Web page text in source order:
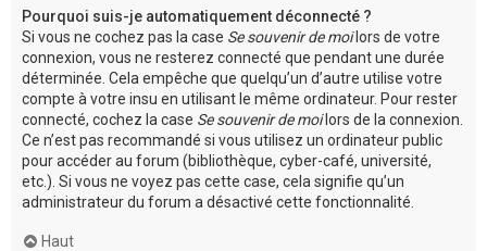
Pourquoi suis-je automatiquement déconnecté ?
Si vous ne cochez pas la case Se souvenir de moilors de votre
connexion, vous ne resterez connecté que pendant une durée
déterminée. Cela empêche que quelqu’un d’autre utilise votre
compte à votre insu en utilisant le même ordinateur. Pour rester
connecté, cochez la case Se souvenir de moilors de la connexion.
Ce n’est pas recommandé si vous utilisez un ordinateur public
pour accéder au forum (bibliothèque, cyber-café, université,
etc.). Si vous ne voyez pas cette case, cela signifie qu’un
administrateur du forum a désactivé cette fonctionnalité.
Haut